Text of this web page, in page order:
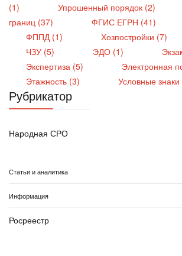
(1)
Упрошенный порядок (2)
границ (37)
ФГИС ЕГРН (41)
ФППД (1)
Хозпостройки (7)
ЧЗУ (5)
ЭДО (1)
Экспертиза (5)
Электронная
Этажность (3)
Условные знаки
Рубрикатор
Народная СРО
Статьи и аналитика
Информация
Росреестр